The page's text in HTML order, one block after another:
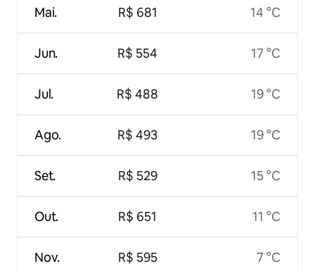
Mai.
Jun.
Jul.
Ago.
Set.
Out.
Nov.
R$ 681
R$ 554
R$ 488
R$ 493
R$ 529
R$ 651
R$ 595
14 °C
17 °C
19 °C
19 °C
15 °C
11 °C
7 °C